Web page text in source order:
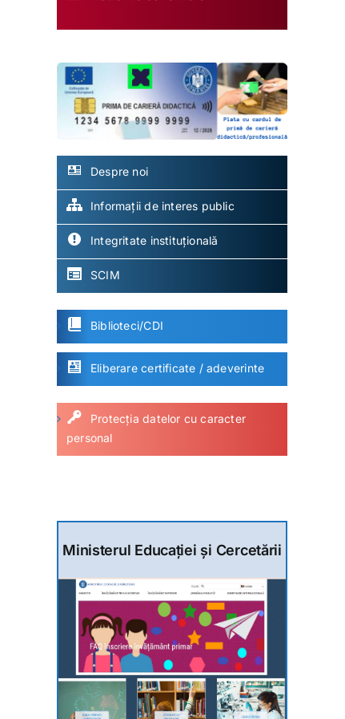
Despre noi
Informații de interes public
Integritate instituțională
SCIM
Biblioteci/CDI
Eliberare certificate / adeverinte
Protecția datelor cu caracter
personal
Ministerul Educației și Cercetării